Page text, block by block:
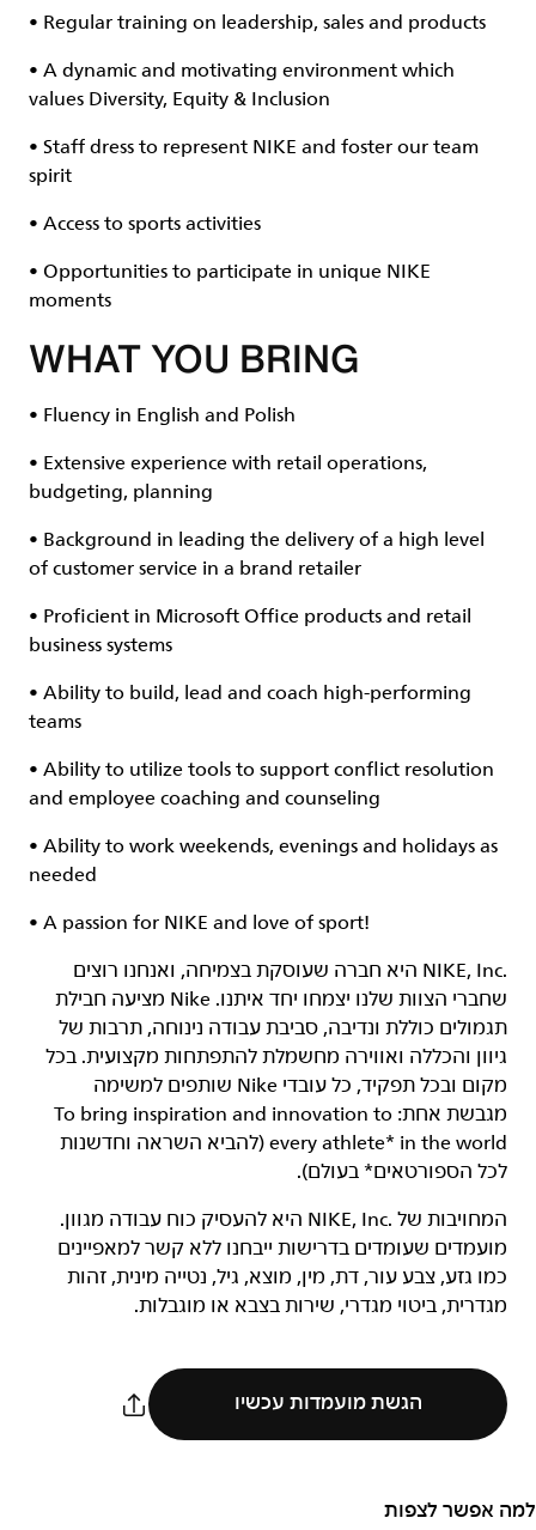
• Regular training on leadership, sales and products
• A dynamic and motivating environment which
values Diversity, Equity & Inclusion
• Staff dress to represent NIKE and foster our team
spirit
• Access to sports activities
• Opportunities to participate in unique NIKE
moments
WHAT YOU BRING
• Fluency in English and Polish
• Extensive experience with retail operations,
budgeting, planning
• Background in leading the delivery of a high level
of customer service in a brand retailer
• Proficient in Microsoft Office products and retail
business systems
• Ability to build, lead and coach high-performing
teams
• Ability to utilize tools to support conflict resolution
and employee coaching and counseling
• Ability to work weekends, evenings and holidays as
needed
• A passion for NIKE and love of sport!
‏NIKE, Inc.‎ היא חברה שעוסקת בצמיחה, ואנחנו רוצים
שחברי הצוות שלנו יצמחו יחד איתנו. Nike מציעה חבילת
תגמולים כוללת ונדיבה, סביבת עבודה נינוחה, תרבות של
גיוון והכללה ואווירה מחשמלת להתפתחות מקצועית. בכל
מקום ובכל תפקיד, כל עובדי Nike שותפים למשימה
מגבשת אחת: To bring inspiration and innovation to
every athlete* in the world (להביא השראה וחדשנות
לכל הספורטאים* בעולם).
המחויבות של NIKE, Inc.‎ היא להעסיק כוח עבודה מגוון.
מועמדים שעומדים בדרישות ייבחנו ללא קשר למאפיינים
כמו גזע, צבע עור, דת, מין, מוצא, גיל, נטייה מינית, זהות
מגדרית, ביטוי מגדרי, שירות בצבא או מוגבלות.
הגשת מועמדות עכשיו
למה אפשר לצפות